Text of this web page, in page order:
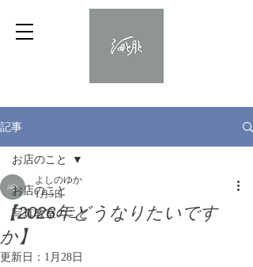
記事
お店のこと
写真教室のこと
お店のこと
【2026年どうなりたいです
か】
よしのゆか
1月5日
更新日： 1月28日